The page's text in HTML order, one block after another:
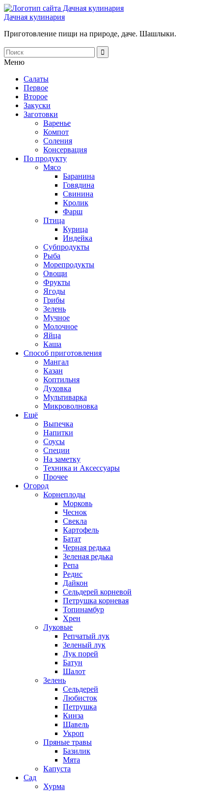
Дачная кулинария
Приготовление пищи на природе, даче. Шашлыки.
Меню
Салаты
Первое
Второе
Закуски
Заготовки
Варенье
Компот
Соления
Консервация
По продукту
Мясо
Баранина
Говядина
Свинина
Кролик
Фарш
Птица
Курица
Индейка
Субпродукты
Рыба
Морепродукты
Овощи
Фрукты
Ягоды
Грибы
Зелень
Мучное
Молочное
Яйца
Каша
Способ приготовления
Мангал
Казан
Коптильня
Духовка
Мультиварка
Микроволновка
Ещё
Выпечка
Напитки
Соусы
Специи
На заметку
Техника и Аксессуары
Прочее
Огород
Корнеплоды
Морковь
Чеснок
Свекла
Картофель
Батат
Черная редька
Зеленая редька
Репа
Редис
Дайкон
Сельдерей корневой
Петрушка корневая
Топинамбур
Хрен
Луковые
Репчатый лук
Зеленый лук
Лук порей
Батун
Шалот
Зелень
Сельдерей
Любисток
Петрушка
Кинза
Щавель
Укроп
Пряные травы
Базилик
Мята
Капуста
Сад
Хурма